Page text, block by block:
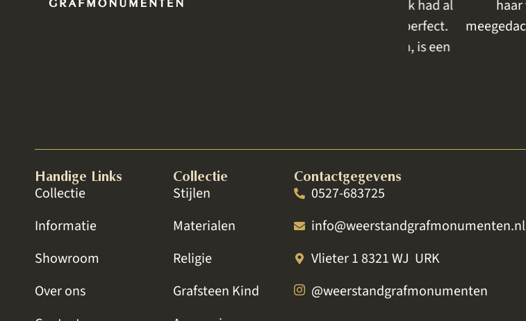
wat ik mooi vind. Het resultaat is prachtig geworden . Ik had al
haar verhaal,
meegedacht en we
Handige Links
Collectie
Informatie
Showroom
Over ons
Collectie
Stijlen
Materialen
Religie
Grafsteen Kind
Contactgegevens
0527-683725
info@weerstandgrafmonumenten.nl
Vlieter 1 8321 WJ URK
@weerstandgrafmonumenten